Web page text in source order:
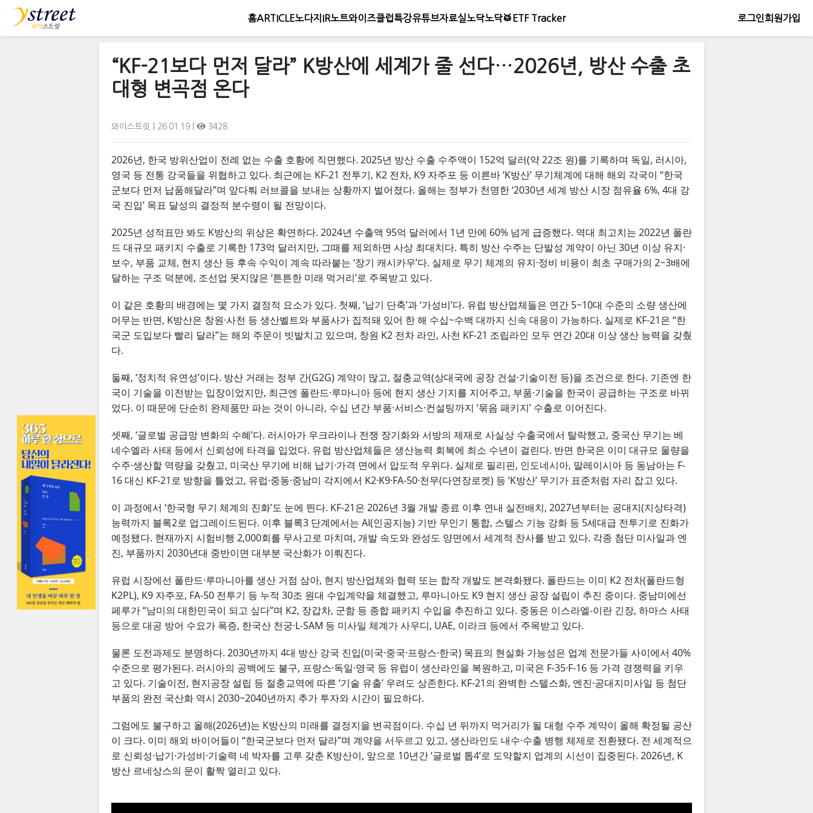
홈ARTICLE노다지IR노트와이즈클럽 특강유튜브자료실노닥노닥🥁 ETF Tracker 로그인회원가입
“KF-21보다 먼저 달라” K방산에 세계가 줄 선다…2026년, 방산 수출 초
대형 변곡점 온다
와이스트릿 | 26.01.19 | 3428
2026년, 한국 방위산업이 전례 없는 수출 호황에 직면했다. 2025년 방산 수출 수주액이 152억 달러(약 22조 원)를 기록하며 독일, 러시아,
영국 등 전통 강국들을 위협하고 있다. 최근에는 KF-21 전투기, K2 전차, K9 자주포 등 이른바 ‘K방산’ 무기체계에 대해 해외 각국이 “한국
군보다 먼저 납품해달라”며 앞다퉈 러브콜을 보내는 상황까지 벌어졌다. 올해는 정부가 천명한 ‘2030년 세계 방산 시장 점유율 6%, 4대 강
국 진입’ 목표 달성의 결정적 분수령이 될 전망이다.
2025년 성적표만 봐도 K방산의 위상은 확연하다. 2024년 수출액 95억 달러에서 1년 만에 60% 넘게 급증했다. 역대 최고치는 2022년 폴란
드 대규모 패키지 수출로 기록한 173억 달러지만, 그때를 제외하면 사상 최대치다. 특히 방산 수주는 단발성 계약이 아닌 30년 이상 유지·
보수, 부품 교체, 현지 생산 등 후속 수익이 계속 따라붙는 ‘장기 캐시카우’다. 실제로 무기 체계의 유지·정비 비용이 최초 구매가의 2~3배에
달하는 구조 덕분에, 조선업 못지않은 ‘튼튼한 미래 먹거리’로 주목받고 있다.
이 같은 호황의 배경에는 몇 가지 결정적 요소가 있다. 첫째, ‘납기 단축’과 ‘가성비’다. 유럽 방산업체들은 연간 5~10대 수준의 소량 생산에
머무는 반면, K방산은 창원·사천 등 생산벨트와 부품사가 집적돼 있어 한 해 수십~수백 대까지 신속 대응이 가능하다. 실제로 KF-21은 “한
국군 도입보다 빨리 달라”는 해외 주문이 빗발치고 있으며, 창원 K2 전차 라인, 사천 KF-21 조립라인 모두 연간 20대 이상 생산 능력을 갖췄
다.
둘째, ‘정치적 유연성’이다. 방산 거래는 정부 간(G2G) 계약이 많고, 절충교역(상대국에 공장 건설·기술이전 등)을 조건으로 한다. 기존엔 한
국이 기술을 이전받는 입장이었지만, 최근엔 폴란드·루마니아 등에 현지 생산 기지를 지어주고, 부품·기술을 한국이 공급하는 구조로 바뀌
었다. 이 때문에 단순히 완제품만 파는 것이 아니라, 수십 년간 부품·서비스·컨설팅까지 ‘묶음 패키지’ 수출로 이어진다.
셋째, ‘글로벌 공급망 변화의 수혜’다. 러시아가 우크라이나 전쟁 장기화와 서방의 제재로 사실상 수출국에서 탈락했고, 중국산 무기는 베
네수엘라 사태 등에서 신뢰성에 타격을 입었다. 유럽 방산업체들은 생산능력 회복에 최소 수년이 걸린다. 반면 한국은 이미 대규모 물량을
수주·생산할 역량을 갖췄고, 미국산 무기에 비해 납기·가격 면에서 압도적 우위다. 실제로 필리핀, 인도네시아, 말레이시아 등 동남아는 F-
16 대신 KF-21로 방향을 틀었고, 유럽·중동·중남미 각지에서 K2·K9·FA-50·천무(다연장로켓) 등 ‘K방산’ 무기가 표준처럼 자리 잡고 있다.
이 과정에서 ‘한국형 무기 체계의 진화’도 눈에 띈다. KF-21은 2026년 3월 개발 종료 이후 연내 실전배치, 2027년부터는 공대지(지상타격)
능력까지 블록2로 업그레이드된다. 이후 블록3 단계에서는 AI(인공지능) 기반 무인기 통합, 스텔스 기능 강화 등 5세대급 전투기로 진화가
예정됐다. 현재까지 시험비행 2,000회를 무사고로 마치며, 개발 속도와 완성도 양면에서 세계적 찬사를 받고 있다. 각종 첨단 미사일과 엔
진, 부품까지 2030년대 중반이면 대부분 국산화가 이뤄진다.
유럽 시장에선 폴란드·루마니아를 생산 거점 삼아, 현지 방산업체와 협력 또는 합작 개발도 본격화됐다. 폴란드는 이미 K2 전차(폴란드형
K2PL), K9 자주포, FA-50 전투기 등 누적 30조 원대 수입계약을 체결했고, 루마니아도 K9 현지 생산 공장 설립이 추진 중이다. 중남미에선
페루가 “남미의 대한민국이 되고 싶다”며 K2, 장갑차, 군함 등 종합 패키지 수입을 추진하고 있다. 중동은 이스라엘-이란 긴장, 하마스 사태
등으로 대공 방어 수요가 폭증, 한국산 천궁·L-SAM 등 미사일 체계가 사우디, UAE, 이라크 등에서 주목받고 있다.
물론 도전과제도 분명하다. 2030년까지 4대 방산 강국 진입(미국·중국·프랑스·한국) 목표의 현실화 가능성은 업계 전문가들 사이에서 40%
수준으로 평가된다. 러시아의 공백에도 불구, 프랑스·독일·영국 등 유럽이 생산라인을 복원하고, 미국은 F-35·F-16 등 가격 경쟁력을 키우
고 있다. 기술이전, 현지공장 설립 등 절충교역에 따른 ‘기술 유출’ 우려도 상존한다. KF-21의 완벽한 스텔스화, 엔진·공대지미사일 등 첨단
부품의 완전 국산화 역시 2030~2040년까지 추가 투자와 시간이 필요하다.
그럼에도 불구하고 올해(2026년)는 K방산의 미래를 결정지을 변곡점이다. 수십 년 뒤까지 먹거리가 될 대형 수주 계약이 올해 확정될 공산
이 크다. 이미 해외 바이어들이 “한국군보다 먼저 달라”며 계약을 서두르고 있고, 생산라인도 내수·수출 병행 체제로 전환됐다. 전 세계적으
로 신뢰성·납기·가성비·기술력 네 박자를 고루 갖춘 K방산이, 앞으로 10년간 ‘글로벌 톱4’로 도약할지 업계의 시선이 집중된다. 2026년, K
방산 르네상스의 문이 활짝 열리고 있다.